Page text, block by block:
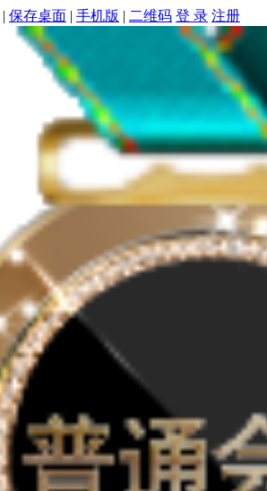
| 保存桌面 | 手机版 | 二维码 登 录 注册